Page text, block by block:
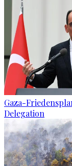
Gaza-
Delegation